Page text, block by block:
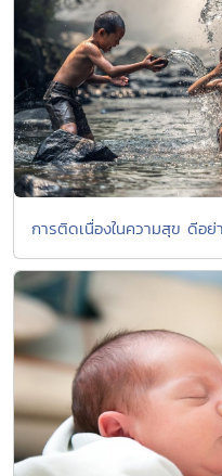
การติดเนื่องในความสุข ดีอย่